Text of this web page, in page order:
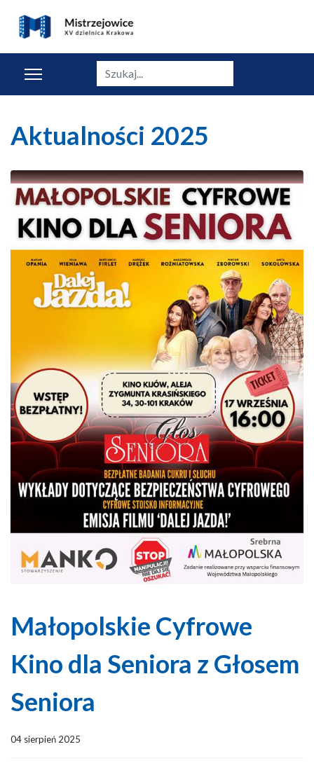
Szukaj
Aktualności 2025
Małopolskie Cyfrowe
Kino dla Seniora z Głosem
Seniora
04 sierpień 2025